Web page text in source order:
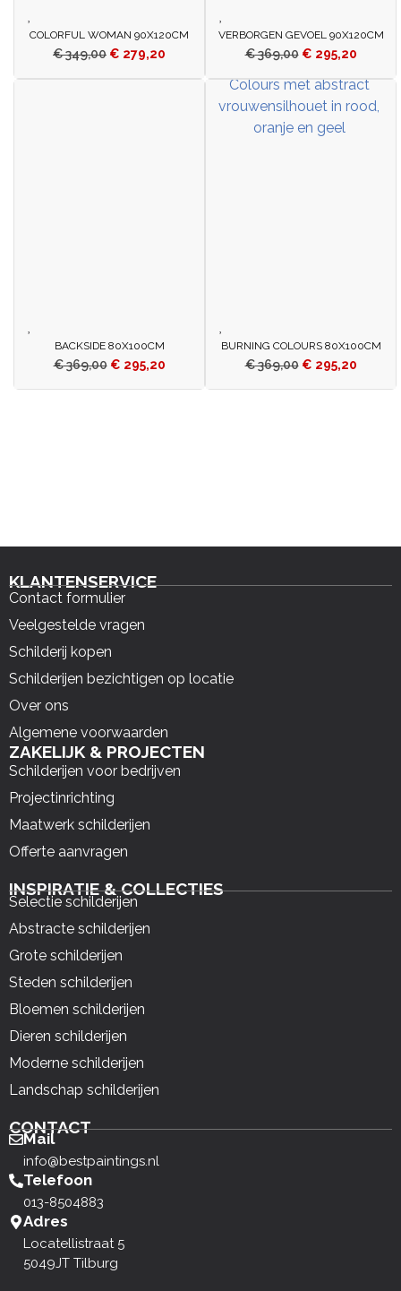
COLORFUL WOMAN 90X120CM
€349,00 € 279,20
VERBORGEN GEVOEL 90X120CM
€369,00 € 295,20
BACKSIDE 80X100CM
€369,00 € 295,20
BURNING COLOURS 80X100CM
€369,00 € 295,20
KLANTENSERVICE
Contact formulier
Veelgestelde vragen
Schilderij kopen
Schilderijen bezichtigen op locatie
Over ons
Algemene voorwaarden
ZAKELIJK & PROJECTEN
Schilderijen voor bedrijven
Projectinrichting
Maatwerk schilderijen
Offerte aanvragen
INSPIRATIE & COLLECTIES
Selectie schilderijen
Abstracte schilderijen
Grote schilderijen
Steden schilderijen
Bloemen schilderijen
Dieren schilderijen
Moderne schilderijen
Landschap schilderijen
CONTACT
Mail
info@bestpaintings.nl
Telefoon
013-8504883
Adres
Locatellistraat 5
5049JT Tilburg